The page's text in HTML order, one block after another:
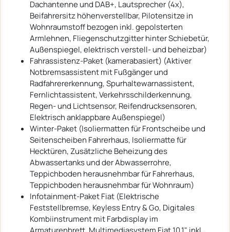
Dachantenne und DAB+, Lautsprecher (4x),
Beifahrersitz höhenverstellbar, Pilotensitze in
Wohnraumstoff bezogen inkl. gepolsterten
Armlehnen, Fliegenschutzgitter hinter Schiebetür,
Außenspiegel, elektrisch verstell- und beheizbar)
Fahrassistenz-Paket (kamerabasiert) (Aktiver
Notbremsassistent mit Fußgänger und
Radfahrererkennung, Spurhaltewarnassistent,
Fernlichtassistent, Verkehrsschilderkennung,
Regen- und Lichtsensor, Reifendrucksensoren,
Elektrisch anklappbare Außenspiegel)
Winter-Paket (Isoliermatten für Frontscheibe und
Seitenscheiben Fahrerhaus, Isoliermatte für
Hecktüren, Zusätzliche Beheizung des
Abwassertanks und der Abwasserrohre,
Teppichboden herausnehmbar für Fahrerhaus,
Teppichboden herausnehmbar für Wohnraum)
Infotainment-Paket Fiat (Elektrische
Feststellbremse, Keyless Entry & Go, Digitales
Kombiinstrument mit Farbdisplay im